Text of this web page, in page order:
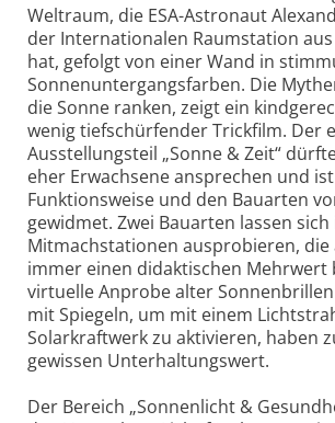
Weltraum, die ESA-Astronaut
der Internationalen Raumstation
hat, gefolgt von einer Wand in
Sonnen­untergangsfarben. Die
die Sonne ranken, zeigt ein
wenig tiefschürfender Trickfilm. Der
Ausstellungsteil „Sonne & Zeit“
eher Erwachsene ansprechen und
Funktionsweise und den Bauarten
gewidmet. Zwei Bauarten lassen
Mitmachstationen ausprobieren,
immer einen didaktischen Mehrwert
virtuelle Anprobe alter
mit Spiegeln, um mit einem
Solarkraftwerk zu aktivieren, haben
gewissen Unterhaltungswert.
Der Bereich „Sonnenlicht &